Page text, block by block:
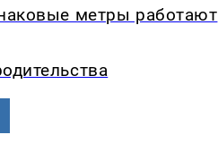
метры работают